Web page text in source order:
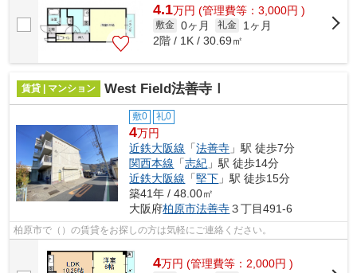
4.1万円 (管理費等：3,000円 )
敷金 0ヶ月 礼金
1ヶ月
2階 / 1K / 30.69㎡
賃貸 | マンション West Field法善寺Ⅰ
敷0 礼0
4万円
近鉄大阪線 「法善寺 」駅 徒歩7分
関西本線 「志紀 」駅 徒歩14分
近鉄大阪線 「堅下 」駅 徒歩15分
築41年 / 48.00㎡
大阪府柏原市法善寺３丁目491-6
柏原市で（）の賃貸をお探しの方は気軽にご連絡ください。
4万円 (管理費等：2,000円 )